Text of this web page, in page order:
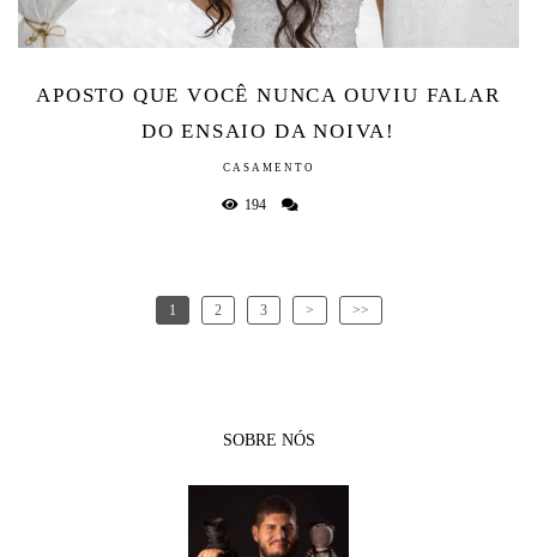
APOSTO QUE VOCÊ NUNCA OUVIU FALAR
DO ENSAIO DA NOIVA!
CASAMENTO
194
1 2 3 > >>
SOBRE NÓS